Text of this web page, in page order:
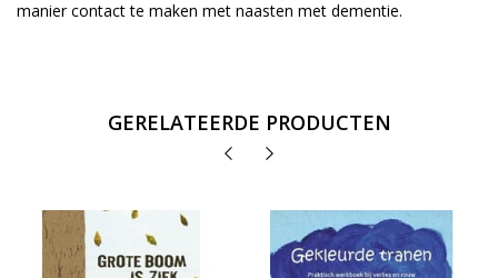
manier contact te maken met naasten met dementie.
GERELATEERDE PRODUCTEN